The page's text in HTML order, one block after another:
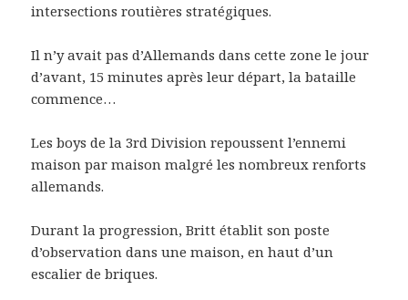
intersections routières stratégiques.
Il n’y avait pas d’Allemands dans cette zone le jour
d’avant, 15 minutes après leur départ, la bataille
commence…
Les boys de la 3rd Division repoussent l’ennemi
maison par maison malgré les nombreux renforts
allemands.
Durant la progression, Britt établit son poste
d’observation dans une maison, en haut d’un
escalier de briques.